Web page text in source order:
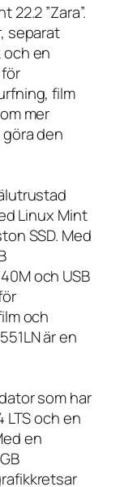
”Zara”.
separat
och en
film
mer
den
Linux Mint
SSD. Med
och USB
och
är en
som har
och en
en